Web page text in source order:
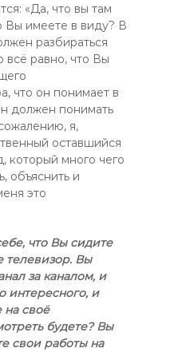
«Да, что вы там
Вы имеете в виду? В
разбираться
всё равно, что Вы
что он понимает в
должен понимать
я,
оставшийся
который много чего
объяснить и
это
что Вы сидите
телевизор. Вы
за каналом, и
интересного, и
на своё
будете? Вы
свои работы на